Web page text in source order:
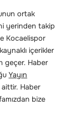
ortak
yerinden takip
Kocaelispor
içerikler
geçer. Haber
Yayın
Haber
bize